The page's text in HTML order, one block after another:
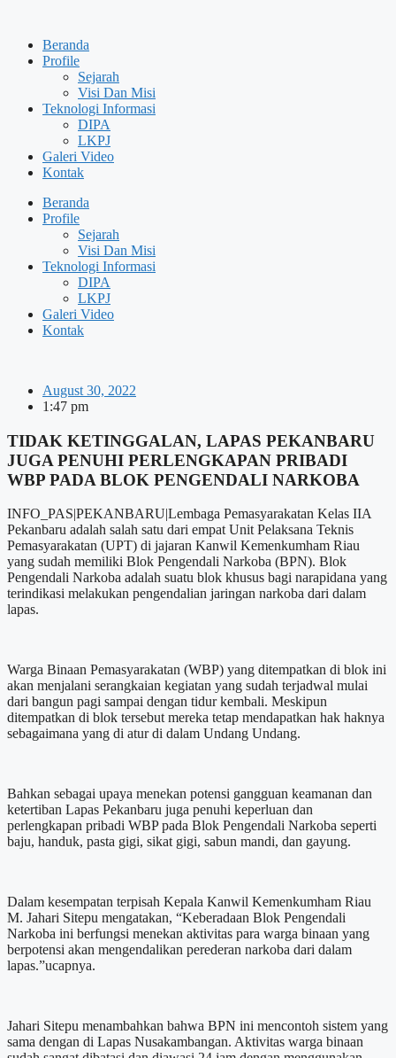
contentBeranda
Profile
Sejarah
Visi Dan Misi
Teknologi Informasi
DIPA
LKPJ
Galeri Video
Kontak
Beranda
Profile
Sejarah
Visi Dan Misi
Teknologi Informasi
DIPA
LKPJ
Galeri Video
Kontak
August 30, 2022
1:47 pm
TIDAK KETINGGALAN, LAPAS PEKANBARU
JUGA PENUHI PERLENGKAPAN PRIBADI
WBP PADA BLOK PENGENDALI NARKOBA
INFO_PAS|PEKANBARU|Lembaga Pemasyarakatan Kelas IIA
Pekanbaru adalah salah satu dari empat Unit Pelaksana Teknis
Pemasyarakatan (UPT) di jajaran Kanwil Kemenkumham Riau
yang sudah memiliki Blok Pengendali Narkoba (BPN). Blok
Pengendali Narkoba adalah suatu blok khusus bagi narapidana yang
terindikasi melakukan pengendalian jaringan narkoba dari dalam
lapas.
Warga Binaan Pemasyarakatan (WBP) yang ditempatkan di blok ini
akan menjalani serangkaian kegiatan yang sudah terjadwal mulai
dari bangun pagi sampai dengan tidur kembali. Meskipun
ditempatkan di blok tersebut mereka tetap mendapatkan hak haknya
sebagaimana yang di atur di dalam Undang Undang.
Bahkan sebagai upaya menekan potensi gangguan keamanan dan
ketertiban Lapas Pekanbaru juga penuhi keperluan dan
perlengkapan pribadi WBP pada Blok Pengendali Narkoba seperti
baju, handuk, pasta gigi, sikat gigi, sabun mandi, dan gayung.
Dalam kesempatan terpisah Kepala Kanwil Kemenkumham Riau
M. Jahari Sitepu mengatakan, “Keberadaan Blok Pengendali
Narkoba ini berfungsi menekan aktivitas para warga binaan yang
berpotensi akan mengendalikan perederan narkoba dari dalam
lapas.”ucapnya.
Jahari Sitepu menambahkan bahwa BPN ini mencontoh sistem yang
sama dengan di Lapas Nusakambangan. Aktivitas warga binaan